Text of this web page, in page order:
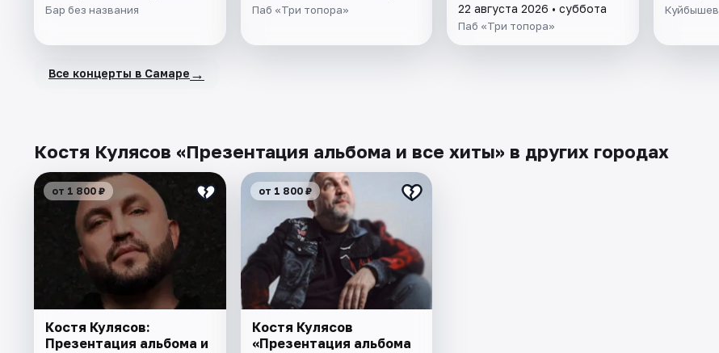
Бар без названия Паб «Три топора» 22 августа 2026 • суббота
Паб «Три топора»
Куйбышев
Все концерты в Самаре →
Костя Кулясов «Презентация альбома и все хиты» в других городах
от 1 800 ₽
Костя Кулясов:
Презентация альбома и
от 1 800 ₽
Костя Кулясов
«Презентация альбома